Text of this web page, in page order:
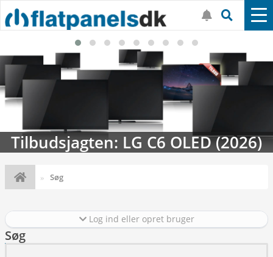
Tilbudsjagten: LG C6 OLED (2026)
Søg
Log ind eller opret bruger
Søg